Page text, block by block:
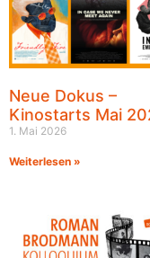
Neue Dokus –
Kinostarts Mai
1. Mai 2026
Weiterlesen »